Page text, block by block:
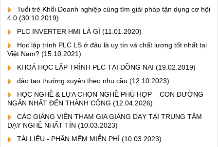
Tuổi trẻ Khối Doanh nghiệp cùng tìm giải pháp tận dụng cơ hội
4.0 (30.10.2019)
PLC INVERTER HMI LÀ GÌ (11.01.2020)
Học lập trình PLC LS ở đâu là uy tín và chất lượng tốt nhất tại
Việt Nam? (15.10.2021)
KHOÁ HỌC LẬP TRÌNH PLC TẠI ĐỒNG NAI (19.02.2019)
đào tạo thường xuyên theo nhu cầu (12.10.2023)
HỌC NGHỀ & LỰA CHỌN NGHỀ PHÙ HỢP – CON ĐƯỜNG
NGẮN NHẤT ĐẾN THÀNH CÔNG (12.04.2026)
CÁC GIẢNG VIÊN THAM GIA GIẢNG DẠY TẠI TRUNG TÂM
DẠY NGHỀ NHẤT TÍN (10.03.2023)
TÀI LIỆU - PHẦN MỀM MIỄN PHÍ (10.03.2023)